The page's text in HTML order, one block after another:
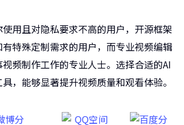
用且对隐私要求不高的用户，开源框架
特殊定制需求的用户，而专业视频编辑
频制作工作的专业人士。选择合适的AI
，能够显著提升视频质量和观看体验。